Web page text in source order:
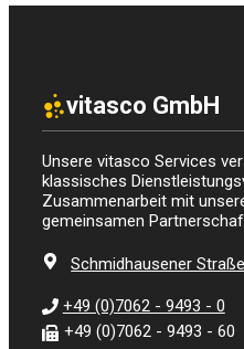
vitasco GmbH
Unsere vitasco Services
klassisches
Zusammenarbeit mit
gemeinsamen
Schmidhausener
+49 (0)7062 - 9493 - 0
+49 (0)7062 - 9493 - 60